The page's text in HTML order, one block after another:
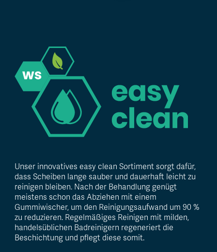
Unser innovatives easy clean Sortiment sorgt dafür,
dass Scheiben lange sauber und dauerhaft leicht zu
reinigen bleiben. Nach der Behandlung genügt
meistens schon das Abziehen mit einem
Gummiwischer, um den Reinigungsaufwand um 90 %
zu reduzieren. Regelmäßiges Reinigen mit milden,
handelsüblichen Badreinigern regeneriert die
Beschichtung und pflegt diese somit.